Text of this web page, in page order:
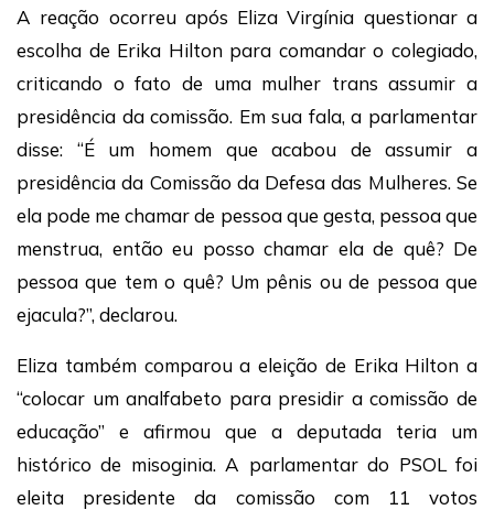
A reação ocorreu após Eliza Virgínia questionar a
escolha de Erika Hilton para comandar o colegiado,
criticando o fato de uma mulher trans assumir a
presidência da comissão. Em sua fala, a parlamentar
disse: “É um homem que acabou de assumir a
presidência da Comissão da Defesa das Mulheres. Se
ela pode me chamar de pessoa que gesta, pessoa que
menstrua, então eu posso chamar ela de quê? De
pessoa que tem o quê? Um pênis ou de pessoa que
ejacula?”, declarou.
Eliza também comparou a eleição de Erika Hilton a
“colocar um analfabeto para presidir a comissão de
educação” e afirmou que a deputada teria um
histórico de misoginia. A parlamentar do PSOL foi
eleita presidente da comissão com 11 votos